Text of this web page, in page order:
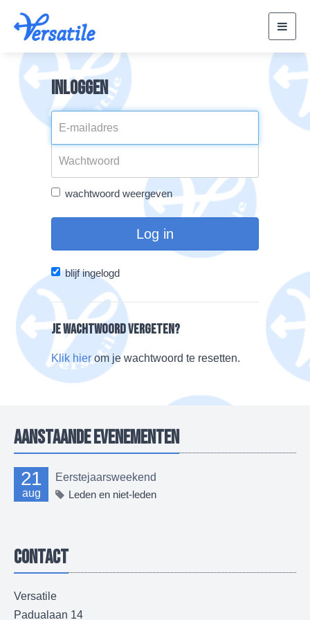
Inloggen
wachtwoord weergeven
Log in
blijf ingelogd
Je wachtwoord vergeten?
Klik hierom je wachtwoord te resetten.
Aanstaande evenementen
21
aug
Eerstejaarsweekend
Leden en niet-leden
Contact
Versatile
Padualaan 14